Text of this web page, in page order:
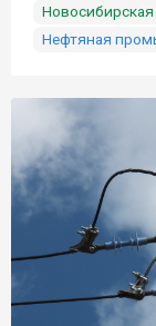
Новосибирская
Нефтяная